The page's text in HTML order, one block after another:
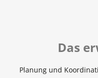
Das
Planung und